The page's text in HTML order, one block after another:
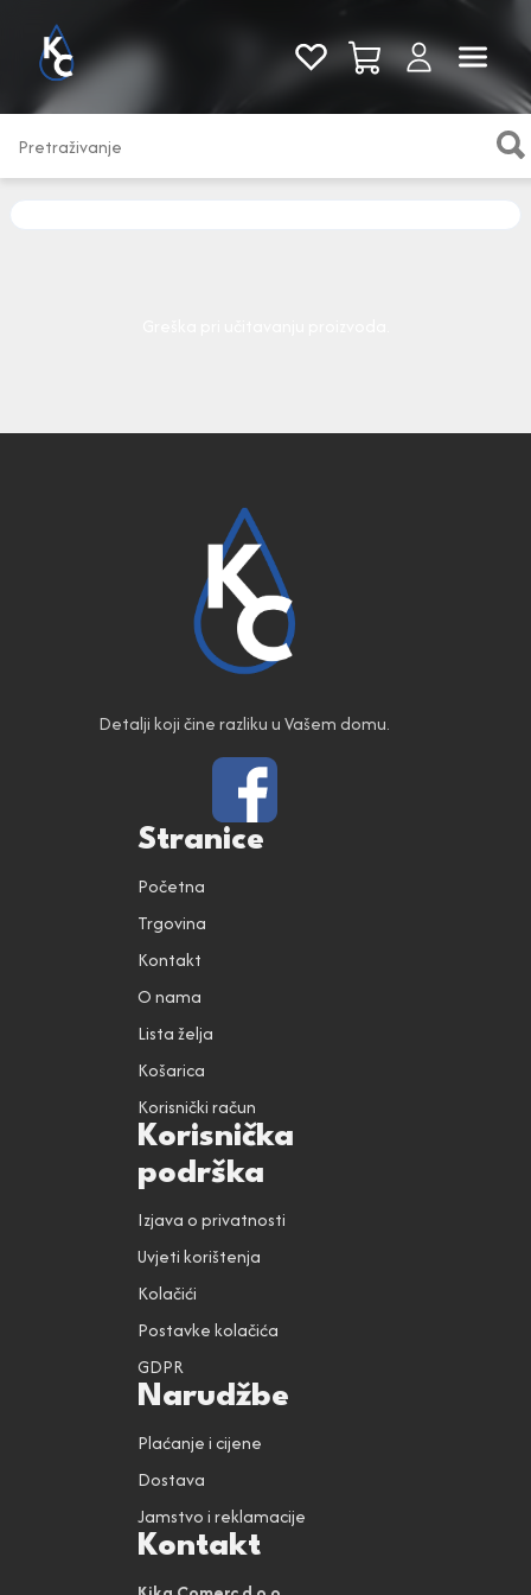
Pogledaj sve
Detalji koji čine razliku u Vašem domu.
Stranice
Početna
Trgovina
Kontakt
O nama
Lista želja
Košarica
Korisnički račun
Korisnička
podrška
Izjava o privatnosti
Uvjeti korištenja
Kolačići
Postavke kolačića
GDPR
Narudžbe
Plaćanje i cijene
Dostava
Jamstvo i reklamacije
Kontakt